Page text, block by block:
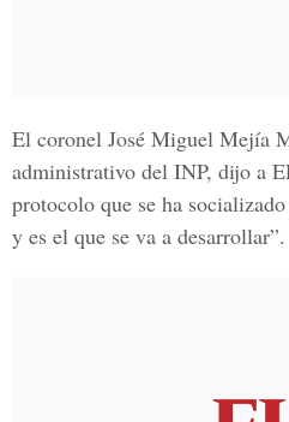
El coronel José Miguel Mejía
administrativo del INP, dijo a
protocolo que se ha
y es el que se va a desarrollar”.